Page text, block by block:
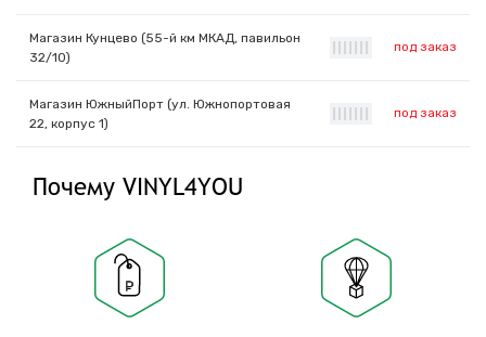
Магазин Кунцево (55-й км МКАД, павильон
32/10)
под заказ
Магазин ЮжныйПорт (ул. Южнопортовая
22, корпус 1)
под заказ
Почему VINYL4YOU